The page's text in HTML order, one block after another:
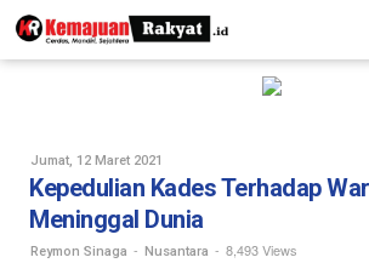
Skip
to
content
Jumat, 12 Maret 2021
Reymon
Sinaga
Kepedulian Kades Terhadap
Meninggal Dunia
Reymon Sinaga - Nusantara - 8,493 Views